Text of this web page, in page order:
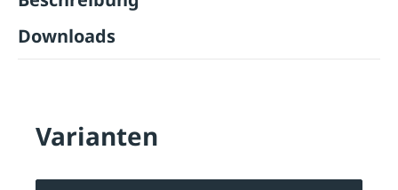
Downloads
Varianten